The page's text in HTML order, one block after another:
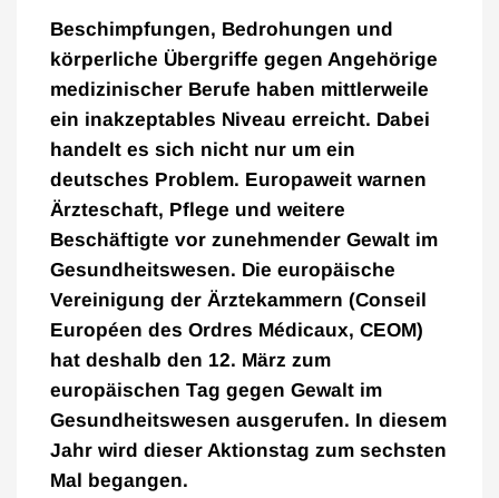
Beschimpfungen, Bedrohungen und
körperliche Übergriffe gegen Angehörige
medizinischer Berufe haben mittlerweile
ein inakzeptables Niveau erreicht. Dabei
handelt es sich nicht nur um ein
deutsches Problem. Europaweit warnen
Ärzteschaft, Pflege und weitere
Beschäftigte vor zunehmender Gewalt im
Gesundheitswesen. Die europäische
Vereinigung der Ärztekammern (Conseil
Européen des Ordres Médicaux, CEOM)
hat deshalb den 12. März zum
europäischen Tag gegen Gewalt im
Gesundheitswesen ausgerufen. In diesem
Jahr wird dieser Aktionstag zum sechsten
Mal begangen.